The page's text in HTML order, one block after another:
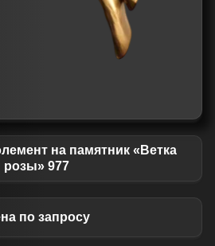
на памятник «Ветка
розы» 977
по запросу